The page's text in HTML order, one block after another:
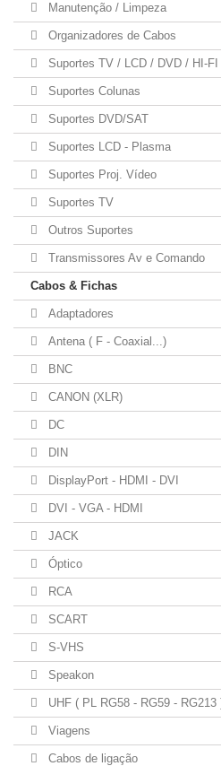
Manutenção / Limpeza
Organizadores de Cabos
Suportes TV / LCD / DVD / HI-FI
Suportes Colunas
Suportes DVD/SAT
Suportes LCD - Plasma
Suportes Proj. Vídeo
Suportes TV
Outros Suportes
Transmissores Av e Comando
Cabos & Fichas
Adaptadores
Antena ( F - Coaxial...)
BNC
CANON (XLR)
DC
DIN
DisplayPort - HDMI - DVI
DVI - VGA - HDMI
JACK
Óptico
RCA
SCART
S-VHS
Speakon
UHF ( PL RG58 - RG59 - RG213
Viagens
Cabos de ligação